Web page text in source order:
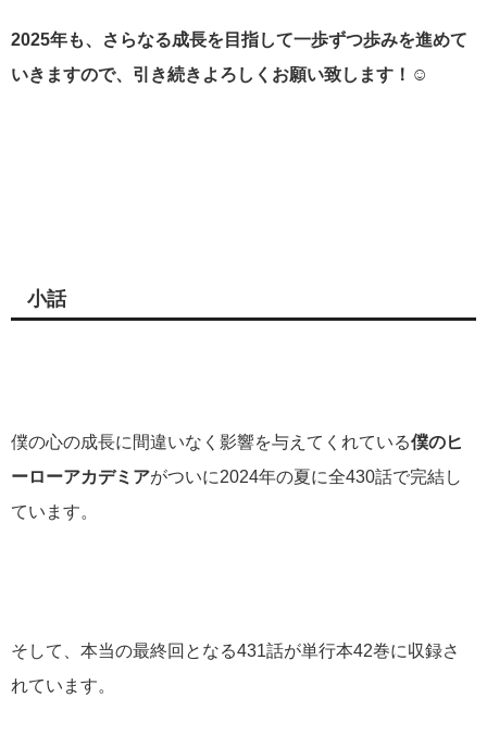
2025年も、さらなる成長を目指して一歩ずつ歩みを進めて
いきますので、引き続きよろしくお願い致します！☺︎
小話
僕の心の成長に間違いなく影響を与えてくれている僕のヒ
ーローアカデミアがついに2024年の夏に全430話で完結し
ています。
そして、本当の最終回となる431話が単行本42巻に収録さ
れています。